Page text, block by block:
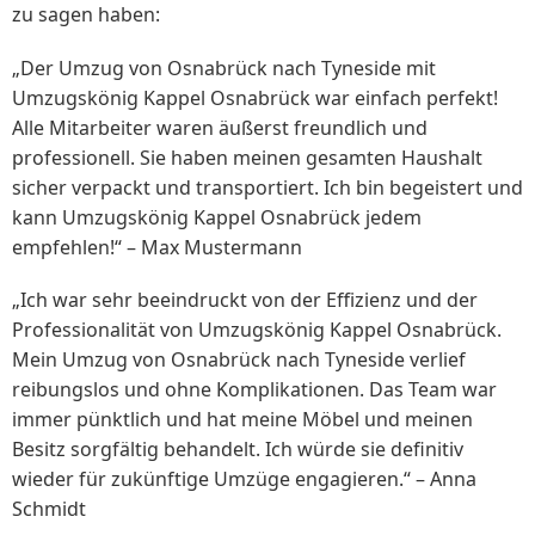
zu sagen haben:
„Der Umzug von Osnabrück nach Tyneside mit
Umzugskönig Kappel Osnabrück war einfach perfekt!
Alle Mitarbeiter waren äußerst freundlich und
professionell. Sie haben meinen gesamten Haushalt
sicher verpackt und transportiert. Ich bin begeistert und
kann Umzugskönig Kappel Osnabrück jedem
empfehlen!“ – Max Mustermann
„Ich war sehr beeindruckt von der Effizienz und der
Professionalität von Umzugskönig Kappel Osnabrück.
Mein Umzug von Osnabrück nach Tyneside verlief
reibungslos und ohne Komplikationen. Das Team war
immer pünktlich und hat meine Möbel und meinen
Besitz sorgfältig behandelt. Ich würde sie definitiv
wieder für zukünftige Umzüge engagieren.“ – Anna
Schmidt